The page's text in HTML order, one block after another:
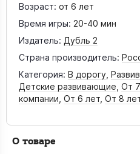
Возраст: от 6 лет
Время игры: 20-40 мин
Издатель: Дубль 2
Страна производитель:
Категория: В дорогу
Детские развивающие От
компании От 6 лет От 8
О товаре